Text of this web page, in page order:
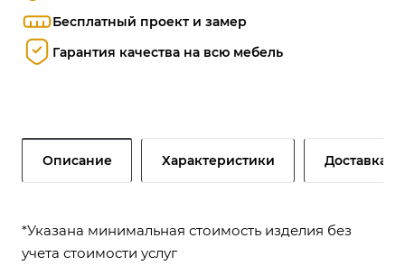
Бесплатный проект и замер
Гарантия качества на всю мебель
Описание Характеристики Доставка и
*Указана минимальная стоимость изделия без
учета стоимости услуг